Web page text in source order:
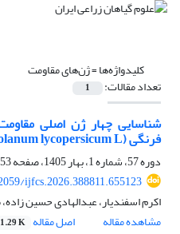
کلیدواژه‌ها =ژن‌های مقاومت
تعداد مقالات: 1
شناسایی چهار ژن اصلی
فرنگی (Solanum lycopersicum L.)
دوره 57، شماره 1، بهار 1405، صفحه
161
ijfcs.2026.388811.655123
اکرم اسفندیار، عبدالهادی حسین
مشاهده مقاله
اصل مقاله K